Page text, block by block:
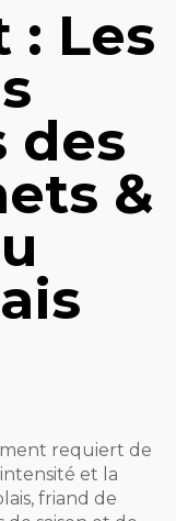
Les
des
&
requiert de
et la
friand de